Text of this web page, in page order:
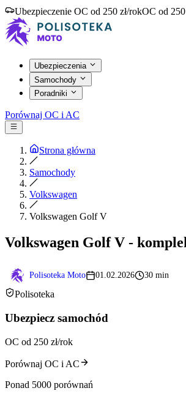
Ubezpieczenie OC od 250 zł/rokOC od 250
Ubezpieczenia
Samochody
Poradniki
Porównaj OC i AC
Strona główna
Samochody
Volkswagen
Volkswagen Golf V
Volkswagen Golf V -
Polisoteka Moto 01.02.2026 30 min
Polisoteka
Ubezpiecz samochód
OC od 250 zł/rok
Porównaj OC i AC
Ponad 5000 porównań